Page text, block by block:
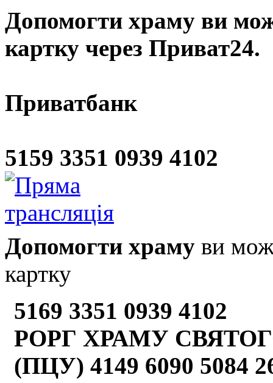
Допомогти храму ви
картку через Приват24.
Приватбанк
5159 3351 0939 4102
Допомогти храму ви
картку
5169 3351 0939 4102
РОРГ ХРАМУ
(ПЦУ) 4149 6090 5084